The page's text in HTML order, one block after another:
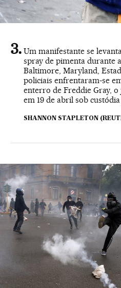
Um manifestante se
spray de pimenta durante
Baltimore, Maryland,
policiais enfrentaram-se
enterro de Freddie Gray,
em 19 de abril sob
SHANNON STAPLETON